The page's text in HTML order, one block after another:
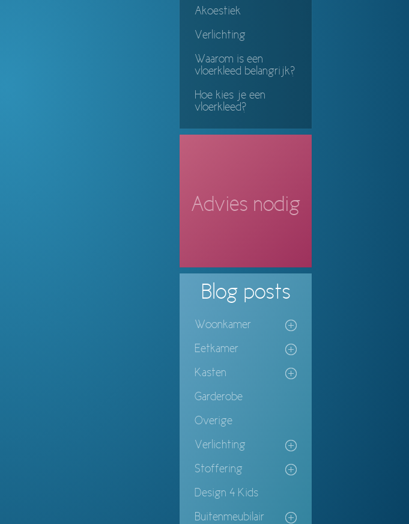
Akoestiek
Verlichting
Waarom is een
vloerkleed belangrijk?
Hoe kies je een
vloerkleed?
Advies nodig
Blog posts
Woonkamer
Eetkamer
Kasten
Garderobe
Overige
Verlichting
Stoffering
Design 4 Kids
Buitenmeubilair